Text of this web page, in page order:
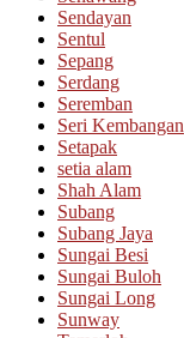
Sendayan
Sentul
Sepang
Serdang
Seremban
Seri Kembangan
Setapak
setia alam
Shah Alam
Subang
Subang Jaya
Sungai Besi
Sungai Buloh
Sungai Long
Sunway